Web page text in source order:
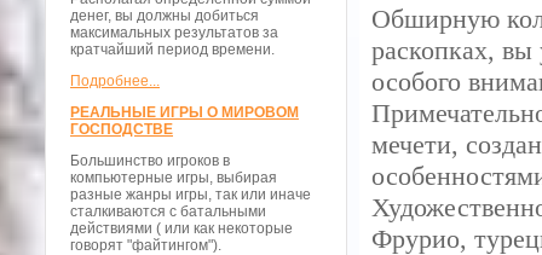
денег, вы должны добиться
максимальных результатов за
кратчайший период времени.
Подробнее...
РЕАЛЬНЫЕ ИГРЫ О МИРОВОМ
ГОСПОДСТВЕ
Большинство игроков в
компьютерные игры, выбирая
разные жанры игры, так или иначе
сталкиваются с батальными
действиями ( или как некоторые
говорят "файтингом").
Обширную
раскопках,
особого
мечети,
Фрурио,